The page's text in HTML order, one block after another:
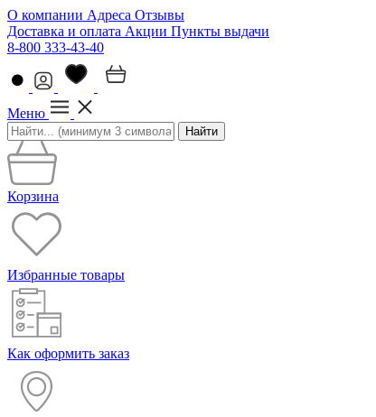
О компании Адреса Отзывы
Доставка и оплата Акции Пункты выдачи
8-800 333-43-40
Меню
Найти
Корзина
Избранные товары
Как оформить заказ